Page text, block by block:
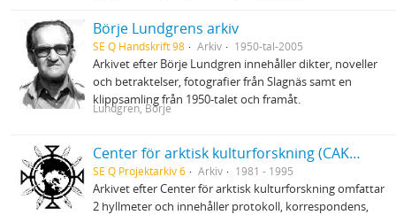
Börje Lundgrens arkiv
SE Q Handskrift 98 Arkiv 1950-tal-2005
Arkivet efter Börje Lundgren innehåller dikter, noveller
och betraktelser, fotografier från Slagnäs samt en
klippsamling från 1950-talet och framåt.
Lundgren, Börje
Center för arktisk kulturforskning (CAK) vid Umeå universitet
SE Q Projektarkiv 6 Arkiv 1981 - 1995
Arkivet efter Center för arktisk kulturforskning omfattar
2 hyllmeter och innehåller protokoll, korrespondens,